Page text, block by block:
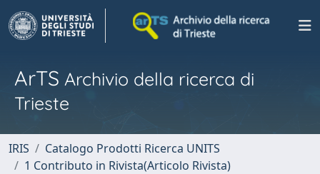
ArTS Archivio della ricerca di
Trieste
IRIS
Catalogo Prodotti Ricerca UNITS
1 Contributo in Rivista(Articolo Rivista)